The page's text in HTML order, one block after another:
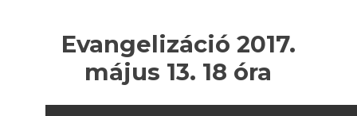
Evangelizáció 2017.
május 13. 18 óra